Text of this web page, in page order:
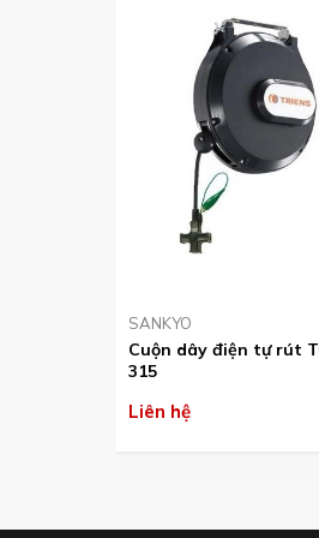
Treo kết hợp bên cạnh
SANKYO
Cuộn dây điện tự rút
315
Liên hệ